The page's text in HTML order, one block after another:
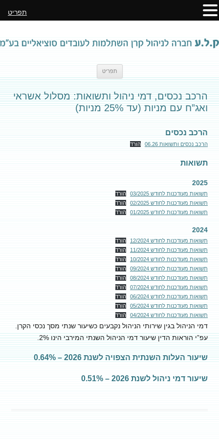
תפריט
לתוכן
הרכב נכסים, דמי ניהול ותשואות: מסלול אשראי
ואג”ח עם מניות (עד 25% מניות)
הרכב נכסים
הרכב נכסים ותשואות 06.26 הורד
תשואות
2025
תשואות מעודכנות לחודש 03/2025
הורד
תשואות מעודכנות לחודש 02/2025
הורד
תשואות מעודכנות לחודש 01/2025
הורד
2024
תשואות מעודכנות לחודש 12/2024
הורד
תשואות מעודכנות לחודש 11/2024
הורד
תשואות מעודכנות לחודש 10/2024
הורד
תשואות מעודכנות לחודש 09/2024
הורד
תשואות מעודכנות לחודש 08/2024
הורד
תשואות מעודכנות לחודש 07/2024
הורד
תשואות מעודכנות לחודש 06/2024
הורד
תשואות מעודכנות לחודש 05/2024
הורד
תשואות מעודכנות לחודש 04/2024
הורד
דמי הניהול בגין שירותי הניהול נקבעים כשיעור שנתי מסך נכסי הקרן.
עפ”י הוראות הדין שיעור דמי הניהול השנתי המירבי הינו 2%.
שיעור העלות השנתית הצפויה לשנת 2026 – 0.64%
שיעור דמי ניהול לשנת 2026 – 0.51%
תפריט